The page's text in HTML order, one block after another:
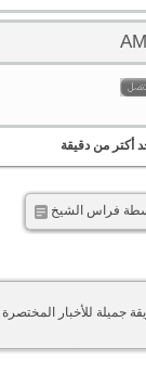
أكتر من دقيقة
فراس الشيخ
جميلة للأخبار المختصرة